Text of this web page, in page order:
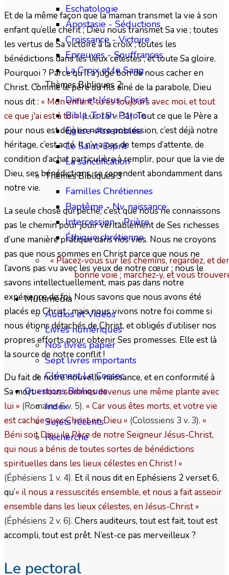
Eschatologie
Apostasie - Séductions
Croissance - Victoire
Epreuves - Souffrances
La Croix et le Sang
Thèmes Bibliques 2
Dieu et Jésus-Christ
Bible-Torah-Parole
Eglise-Assemblée
Le Saint-Esprit
La sanctification
Thèmes Bibliques 3
Familles Chrétiennes
Baptême - Nv. naissance
Intercession - Prière
Éthique chrétienne
« Placez-vous sur les chemins, regardez, et
bonne voie ; marchez-y, et vous
Multimédia
Audios et Vidéos
Livres numériques
Nos livres papier
Sept livres importants
Clément Le Cossec
Questions Bibliques
Index
Sujets récents
Recherche
Et de la même façon que la maman transmet la vie à son
enfant qu’elle chérit ; Dieu nous transmet Sa vie ; toutes
les vertus de Sa victoire à la croix ; toutes les
bénédictions dans les lieux célestes ; et toute Sa gloire.
Pourquoi ? Parce qu’Il a jugé bon de nous cacher en
Christ. Comme le père du fils aîné de la parabole, Dieu
nous dit : « Mon enfant, tu es toujours avec moi, et tout
ce que j'ai est à toi» (Luc 15 v. 31).Tout ce que le Père a
pour nous est déjà en notre possession, c’est déjà notre
héritage, c’est acté. Il n’y a pas de temps d’attente, de
condition d’achat particulière à remplir, pour que la vie de
Dieu, ses bénédictions, se rependent abondamment dans
notre vie.
La seule chose qui pèche, c’est que nous ne connaissons
pas le chemin pour jouir véritablement de Ses richesses
d’une manière pratique dans nos vies. Nous ne croyons
pas que nous sommes en Christ parce que nous ne
l’avons pas vu avec les yeux de notre cœur ; nous le
savons intellectuellement, mais pas dans notre
expérience de foi. Nous savons que nous avons été
placés en Christ ; mais nous vivons notre foi comme si
nous étions détachés de Christ, et obligés d’utiliser nos
propres efforts pour obtenir Ses promesses. Elle est là
la source de notre conflit !
Du fait de notre nouvelle naissance, et en conformité à
Sa mort« nous sommes devenus une même plante avec
lui » (Romains 6 v. 5). « Car vous êtes morts, et votre vie
est cachée avec Christ en Dieu » (Colossiens 3 v. 3). «
Béni soit Dieu, le Père de notre Seigneur Jésus-Christ,
qui nous a bénis de toutes sortes de bénédictions
spirituelles dans les lieux célestes en Christ ! »
(Éphésiens 1 v. 4). Et il nous dit en Ephésiens 2 verset 6,
qu’« il nous a ressuscités ensemble, et nous a fait asseoir
ensemble dans les lieux célestes, en Jésus-Christ »
(Éphésiens 2 v. 6). Chers auditeurs, tout est fait, tout est
accompli, tout est prêt. N’est-ce pas merveilleux ?
Le pectoral